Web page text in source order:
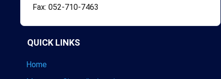
Fax: 052-710-7463
QUICK LINKS
Home